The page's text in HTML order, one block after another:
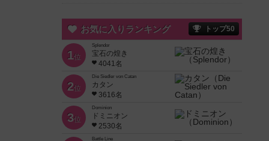
お気に入りランキング トップ50
1位
Splendor
宝石の煌き
4041名
2位
Die Siedler von Catan
カタン
3616名
3位
Dominion
ドミニオン
2530名
Battle Line